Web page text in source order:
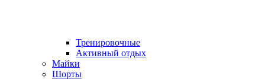
Тренировочные
Активный отдых
Майки
Шорты